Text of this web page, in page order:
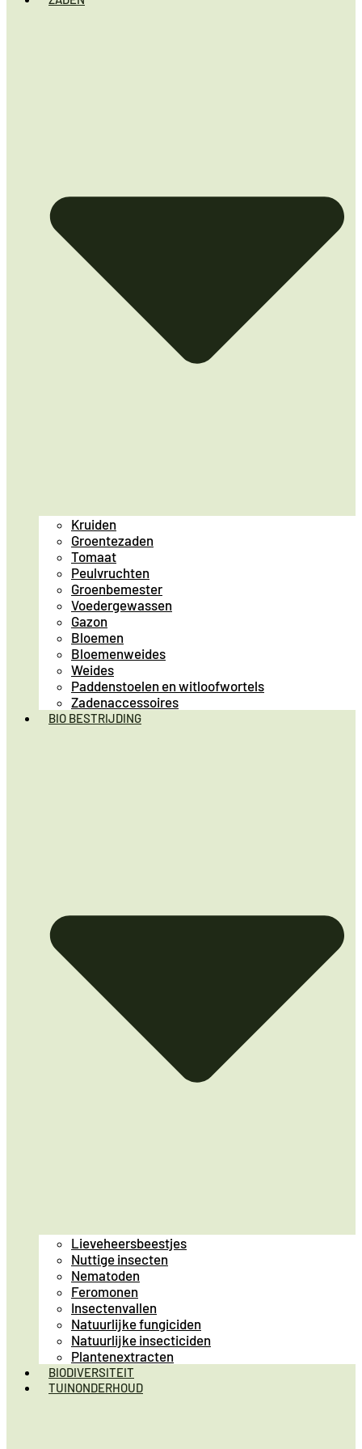
Kruiden
Groentezaden
Tomaat
Peulvruchten
Groenbemester
Voedergewassen
Gazon
Bloemen
Bloemenweides
Weides
Paddenstoelen en witloofwortels
Zadenaccessoires
BIO BESTRIJDING
Lieveheersbeestjes
Nuttige insecten
Nematoden
Feromonen
Insectenvallen
Natuurlijke fungiciden
Natuurlijke insecticiden
Plantenextracten
BIODIVERSITEIT
TUINONDERHOUD